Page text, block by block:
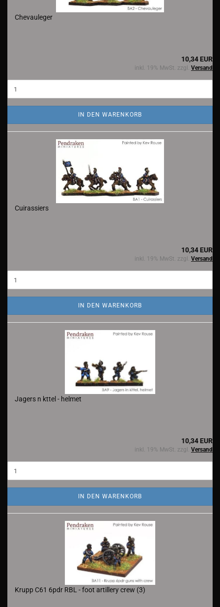
Chevauleger
10,34 EUR
inkl. 19% MwSt. zzgl. Versand
IN DEN WARENKORB
Cuirassiers
10,34 EUR
inkl. 19% MwSt. zzgl. Versand
IN DEN WARENKORB
Jagers n kttel - helmet
10,34 EUR
inkl. 19% MwSt. zzgl. Versand
IN DEN WARENKORB
Krupp C61 6pdr RBL - foot artillery crew (3)